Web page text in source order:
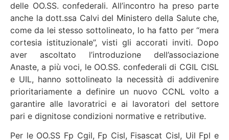
delle OO.SS. confederali. All’incontro ha preso parte
anche la dott.ssa Calvi del Ministero della Salute che,
come da lei stesso sottolineato, lo ha fatto per “mera
cortesia istituzionale”, visti gli accorati inviti. Dopo
aver ascoltato l’introduzione dell’associazione
Anaste, a più voci, le OO.SS. confederali di CGIL CISL
e UIL, hanno sottolineato la necessità di addivenire
prioritariamente a definire un nuovo CCNL volto a
garantire alle lavoratrici e ai lavoratori del settore
pari e dignitose condizioni normative e retributive.
Per le OO.SS Fp Cgil, Fp Cisl, Fisascat Cisl, Uil Fpl e